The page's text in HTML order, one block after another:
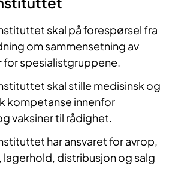
skal på forespørsel fra
om sammensetning av
for spesialistgruppene.
skal stille medisinsk og
kompetanse innenfor
vaksiner til rådighet.
har ansvaret for avrop,
distribusjon og salg